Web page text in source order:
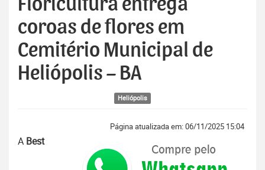
Floricultura entrega
coroas de flores em
Cemitério Municipal de
Heliópolis – BA
Heliópolis
Página atualizada em: 06/11/2025 15:04
A Best